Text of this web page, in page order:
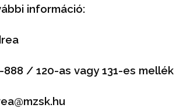
információ:
888 / 120-as vagy 131-es mellék